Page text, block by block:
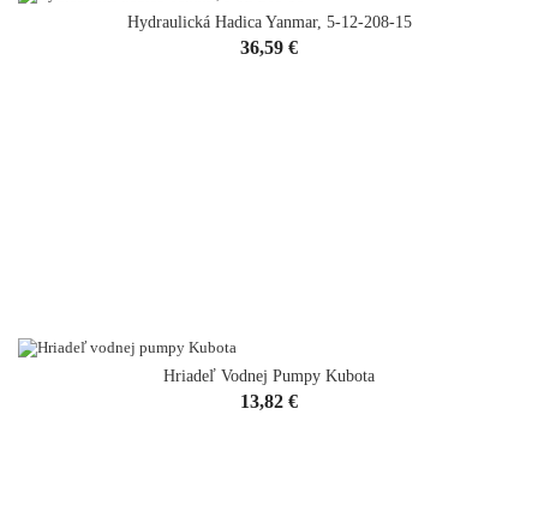
Hydraulická Hadica Yanmar, 5-12-208-15
Cena
36,59 €
Hriadeľ Vodnej Pumpy Kubota
Cena
13,82 €